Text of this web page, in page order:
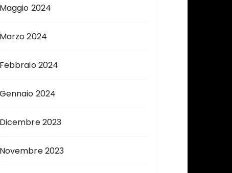
Maggio 2024
Marzo 2024
Febbraio 2024
Gennaio 2024
Dicembre 2023
Novembre 2023